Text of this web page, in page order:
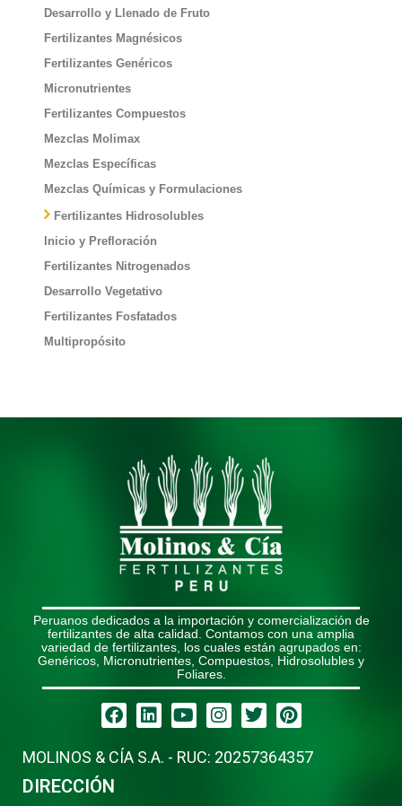
Desarrollo y Llenado de Fruto
Fertilizantes Magnésicos
Fertilizantes Genéricos
Micronutrientes
Fertilizantes Compuestos
Mezclas Molimax
Mezclas Específicas
Mezclas Químicas y Formulaciones
Fertilizantes Hidrosolubles
Inicio y Prefloración
Fertilizantes Nitrogenados
Desarrollo Vegetativo
Fertilizantes Fosfatados
Multipropósito
Peruanos dedicados a la importación y comercialización de
fertilizantes de alta calidad. Contamos con una amplia
variedad de fertilizantes, los cuales están agrupados en:
Genéricos, Micronutrientes, Compuestos, Hidrosolubles y
Foliares.
Facebook
LinkedinYoutubeInstagram
TwitterPinterest
MOLINOS & CÍA S.A. - RUC: 20257364357
DIRECCIÓN